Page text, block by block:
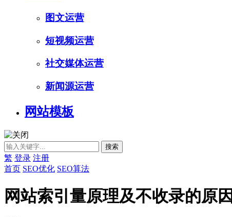
图文运营
短视频运营
社交媒体运营
新闻源运营
网站模板
繁 登录 注册
首页 SEO优化 SEO算法
网站索引量原理及不收录的原因